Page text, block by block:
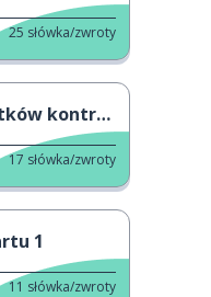
25 słówka/zwroty
dwudziestolatków
17 słówka/zwroty
1
11 słówka/zwroty